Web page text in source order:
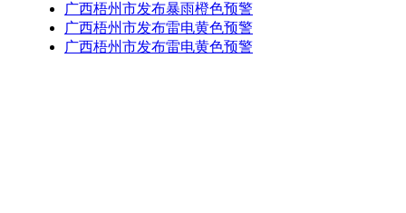
广西梧州市发布暴雨橙色预警
广西梧州市发布雷电黄色预警
广西梧州市发布雷电黄色预警